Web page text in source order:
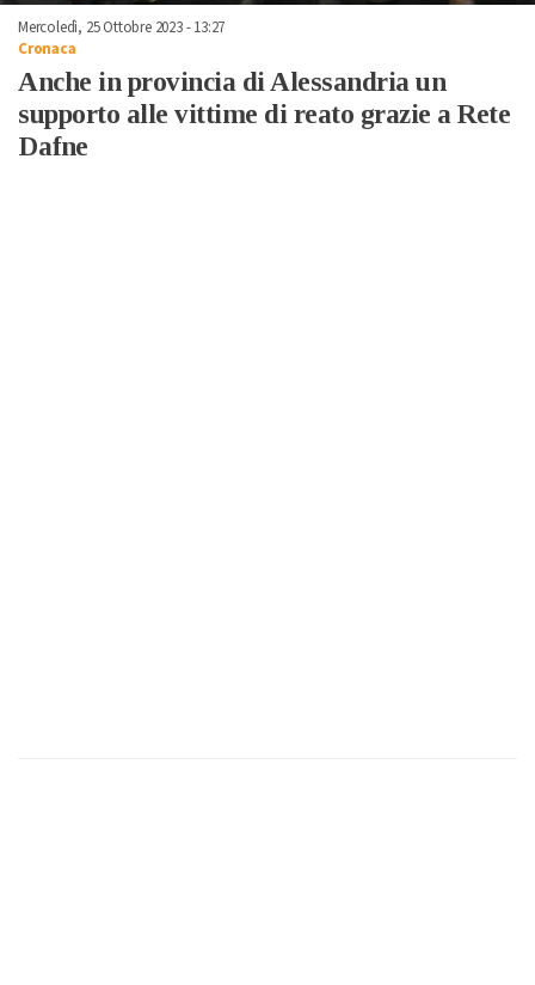
Mercoledì, 25 Ottobre 2023 - 13:27
Cronaca
Anche in provincia di Alessandria un
supporto alle vittime di reato grazie a Rete
Dafne